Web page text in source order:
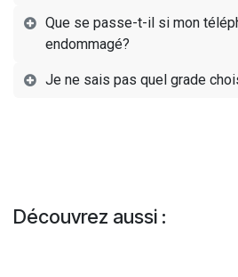
Que se passe-t-il si mon
endommagé?
Je ne sais pas quel grade
Découvrez aussi :